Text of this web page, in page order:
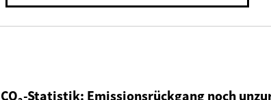
CO₂-Statistik: Emissionsrückgang noch